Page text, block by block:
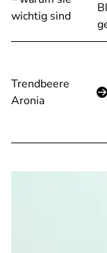
wichtig sind
Trendbeere
Aronia